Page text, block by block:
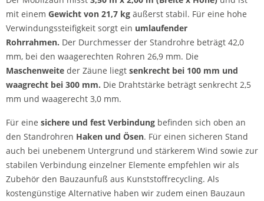
mit einem Gewicht von 21,7 kg äußerst stabil. Für eine hohe
Verwindungssteifigkeit sorgt ein umlaufender
Rohrrahmen. Der Durchmesser der Standrohre beträgt 42,0
mm, bei den waagerechten Rohren 26,9 mm. Die
Maschenweite der Zäune liegt senkrecht bei 100 mm und
waagrecht bei 300 mm. Die Drahtstärke beträgt senkrecht 2,5
mm und waagerecht 3,0 mm.
Für eine sichere und fest Verbindung befinden sich oben an
den Standrohren Haken und Ösen. Für einen sicheren Stand
auch bei unebenem Untergrund und stärkerem Wind sowie zur
stabilen Verbindung einzelner Elemente empfehlen wir als
Zubehör den Bauzaunfuß aus Kunststoffrecycling. Als
kostengünstige Alternative haben wir zudem einen Bauzaun